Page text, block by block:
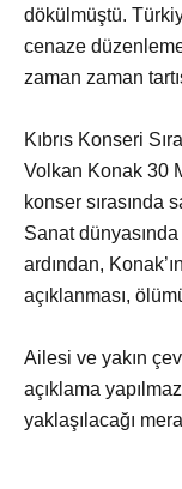
dökülmüştü.
cenaze
zaman zaman
Kıbrıs Konseri
Volkan Konak 30
konser sırasında
Sanat
ardından,
açıklanması,
Ailesi ve yakın
açıklama
yaklaşılacağı